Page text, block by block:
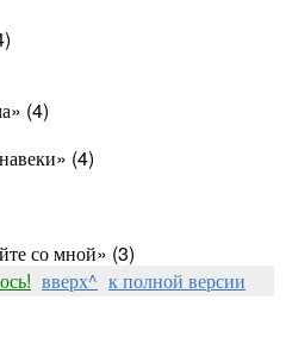
(4)
(4)
со мной» (3)
вверх^ к полной версии